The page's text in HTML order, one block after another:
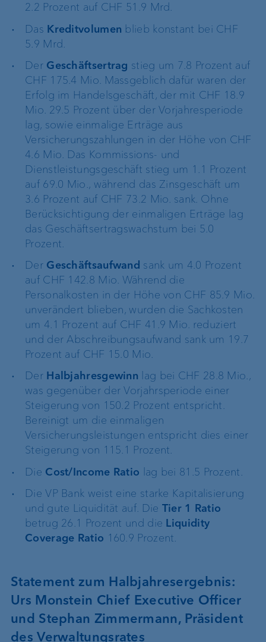
2.2 Prozent auf CHF 51.9 Mrd.
Das Kreditvolumen blieb konstant bei CHF
5.9 Mrd.
Der Geschäftsertrag stieg um 7.8 Prozent auf
CHF 175.4 Mio. Massgeblich dafür waren der
Erfolg im Handelsgeschäft, der mit CHF 18.9
Mio. 29.5 Prozent über der Vorjahresperiode
lag, sowie einmalige Erträge aus
Versicherungszahlungen in der Höhe von CHF
4.6 Mio. Das Kommissions- und
Dienstleistungsgeschäft stieg um 1.1 Prozent
auf 69.0 Mio., während das Zinsgeschäft um
3.6 Prozent auf CHF 73.2 Mio. sank. Ohne
Berücksichtigung der einmaligen Erträge lag
das Geschäftsertragswachstum bei 5.0
Prozent.
Der Geschäftsaufwand sank um 4.0 Prozent
auf CHF 142.8 Mio. Während die
Personalkosten in der Höhe von CHF 85.9 Mio.
unverändert blieben, wurden die Sachkosten
um 4.1 Prozent auf CHF 41.9 Mio. reduziert
und der Abschreibungsaufwand sank um 19.7
Prozent auf CHF 15.0 Mio.
Der Halbjahresgewinn lag bei CHF 28.8 Mio.,
was gegenüber der Vorjahrsperiode einer
Steigerung von 150.2 Prozent entspricht.
Bereinigt um die einmaligen
Versicherungsleistungen entspricht dies einer
Steigerung von 115.1 Prozent.
Die Cost/Income Ratio lag bei 81.5 Prozent.
Die VP Bank weist eine starke Kapitalisierung
und gute Liquidität auf. Die Tier 1 Ratio
betrug 26.1 Prozent und die Liquidity
Coverage Ratio 160.9 Prozent.
Statement zum Halbjahresergebnis:
Urs Monstein Chief Executive Officer
und Stephan Zimmermann, Präsident
des Verwaltungsrates